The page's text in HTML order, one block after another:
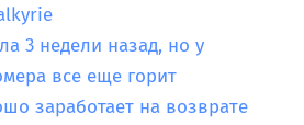
3 недели назад, но у
все еще горит
заработает на возврате